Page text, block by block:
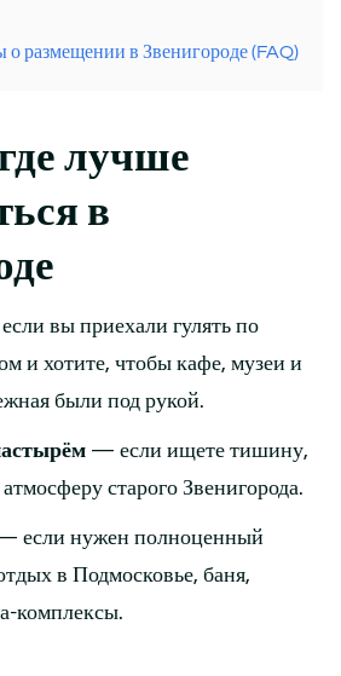
о размещении в Звенигороде (FAQ)
лучше
в
вы приехали гулять по
и хотите, чтобы кафе, музеи и
были под рукой.
— если ищете тишину,
старого Звенигорода.
если нужен полноценный
в Подмосковье, баня,
комплексы.